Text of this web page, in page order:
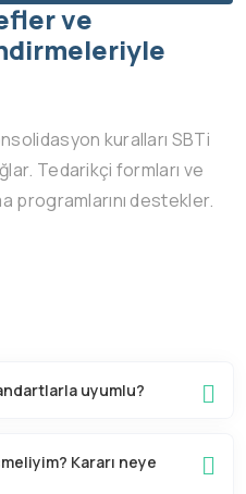
ve
kuralları SBTi
Tedarikçi formları ve
programlarını destekler.
uyumlu?
Kararı neye